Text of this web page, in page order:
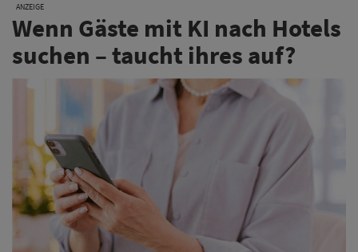
ANZEIGE
Wenn Gäste mit KI nach Hotels
suchen – taucht ihres auf?